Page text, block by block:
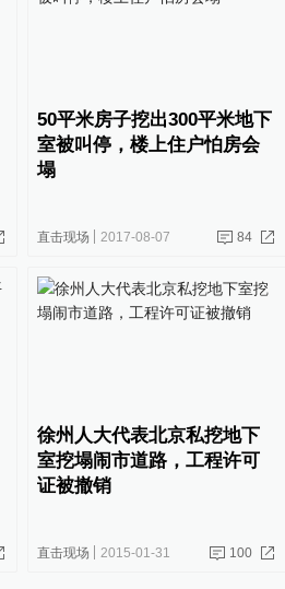
50平米房子挖出300平米地下
室被叫停，楼上住户怕房会
塌
直击现场 2017-08-07 84
徐州人大代表北京私挖地下
室挖塌闹市道路，工程许可
证被撤销
直击现场 2015-01-31 100